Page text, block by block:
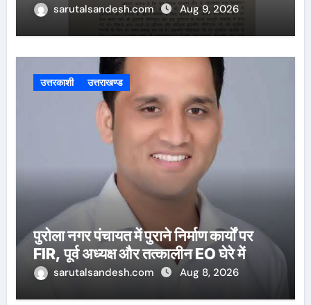
sarutalsandesh.com Aug 9, 2026
उत्तरकाशी उत्तराखण्ड
पुरोला नगर पंचायत में पुराने निर्माण कार्यों पर
FIR, पूर्व अध्यक्ष और तत्कालीन EO घेरे में
sarutalsandesh.com Aug 8, 2026